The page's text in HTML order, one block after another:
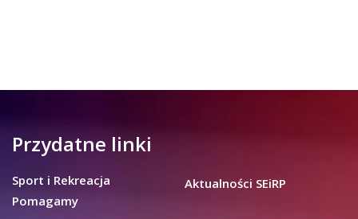
Przydatne linki
Sport i Rekreacja
Pomagamy
Aktualności SEiRP